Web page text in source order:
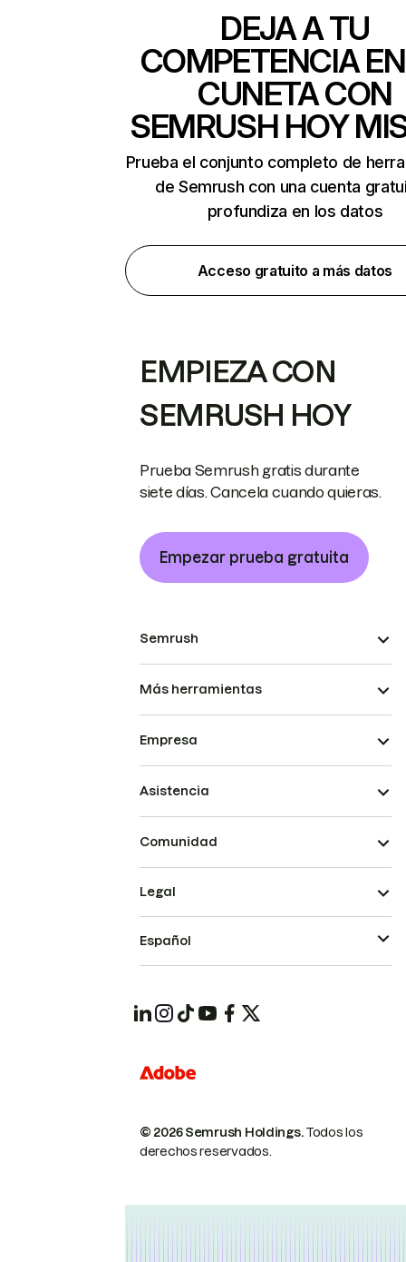
DEJA A TU
COMPETENCIA
CUNETA CON
SEMRUSH HOY
Prueba el conjunto completo de
de Semrush con una cuenta
profundiza en los datos
Acceso gratuito a más datos
EMPIEZA CON
SEMRUSH HOY
Prueba Semrush gratis durante
siete días. Cancela cuando quieras.
Empezar prueba gratuita
Semrush
Más herramientas
Empresa
Asistencia
Comunidad
© 2026 Semrush Holdings.Todos los
derechos reservados.
Legal
Español